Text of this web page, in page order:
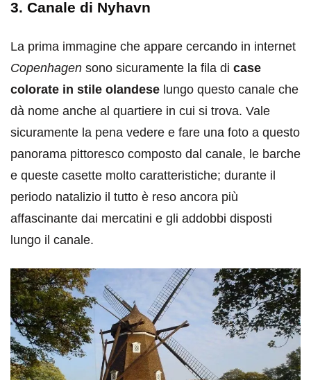
3. Canale di Nyhavn
La prima immagine che appare cercando in internet
Copenhagen sono sicuramente la fila di case
colorate in stile olandese lungo questo canale che
dà nome anche al quartiere in cui si trova. Vale
sicuramente la pena vedere e fare una foto a questo
panorama pittoresco composto dal canale, le barche
e queste casette molto caratteristiche; durante il
periodo natalizio il tutto è reso ancora più
affascinante dai mercatini e gli addobbi disposti
lungo il canale.